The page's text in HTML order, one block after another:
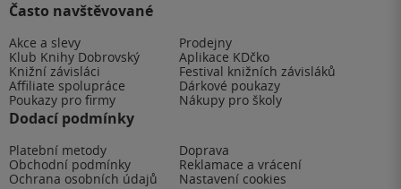
Často navštěvované
Akce a slevy
Prodejny
Klub Knihy Dobrovský
Aplikace KDčko
Knižní závisláci
Festival knižních závisláků
Affiliate spolupráce
Dárkové poukazy
Poukazy pro firmy
Nákupy pro školy
Dodací podmínky
Platební metody
Doprava
Obchodní podmínky
Reklamace a vrácení
Ochrana osobních údajů
Nastavení cookies